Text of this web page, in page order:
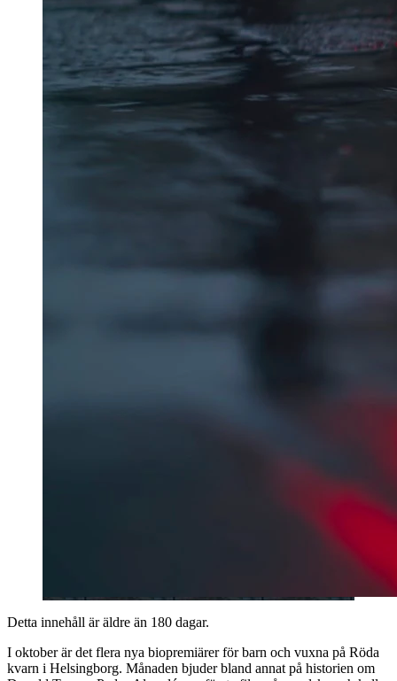
Detta innehåll är äldre än 180 dagar.
I oktober är det flera nya biopremiärer för barn och vuxna på Röda
kvarn i Helsingborg. Månaden bjuder bland annat på historien om